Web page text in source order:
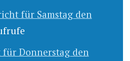
für Samstag den
Donnerstag den